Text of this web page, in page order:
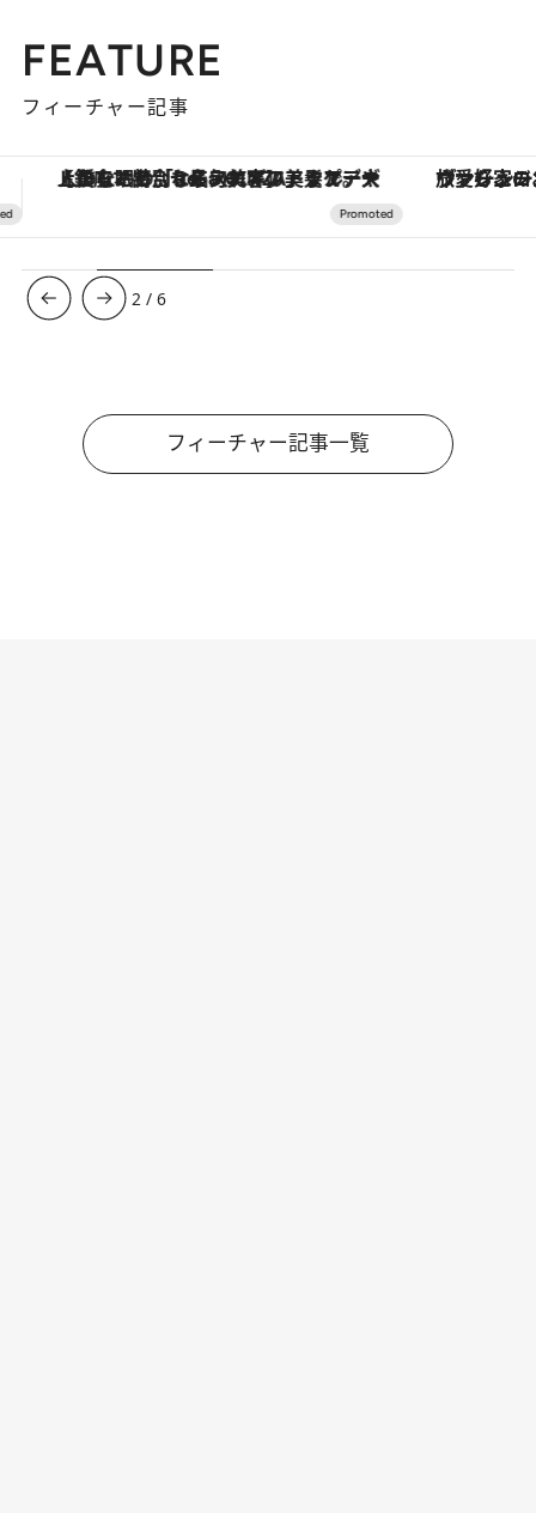
FEATURE
フィーチャー記事
ヴァシュロン・コンスタンタン「オーヴァーシーズ・オートマティック」。旅愛好家のお気に入りコレクションから、ジェンダーレスな新作が登場
3 /6
フィーチャー記事一覧